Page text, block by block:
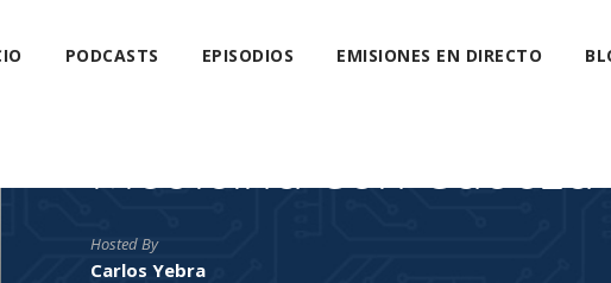
PODCASTS EPISODIOS EMISIONES EN DIRECTO
Medicina Con Cabeza
Hosted By
Carlos Yebra